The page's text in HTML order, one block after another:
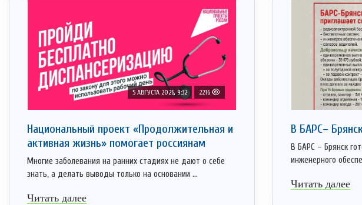
5 АВГУСТА 2026, 9:32 2216
Национальный проект «Продолжительная и
активная жизнь» помогает россиянам
Многие заболевания на ранних стадиях не дают о себе
знать, а делать выводы только на основании ...
Читать далее
В БАРС–
В БАРС – Брянск
инженерного
Читать далее